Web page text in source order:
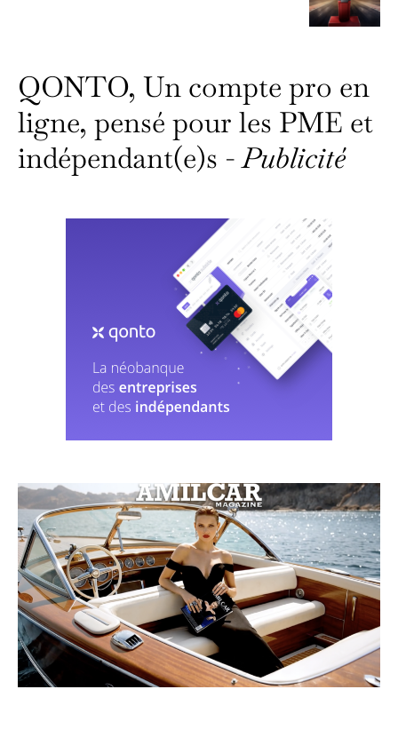
QONTO, Un compte pro en
ligne, pensé pour les PME et
indépendant(e)s -Publicité